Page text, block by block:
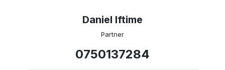
Daniel Iftime
Partner
0750137284